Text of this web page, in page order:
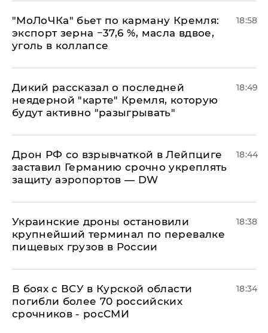
​"МоЛоЧКа" бьет по карману Кремля:
экспорт зерна −37,6 %, масла вдвое,
уголь в коллапсе
18:58
Дикий рассказал о последней
неядерной "карте" Кремля, которую
будут активно "разыгрывать"
18:49
​Дрон РФ со взрывчаткой в Лейпциге
заставил Германию срочно укреплять
защиту аэропортов — DW
18:44
Украинские дроны остановили
крупнейший терминал по перевалке
пищевых грузов в России
18:38
В боях с ВСУ в Курской области
погибли более 70 российских
срочников - росСМИ
18:34